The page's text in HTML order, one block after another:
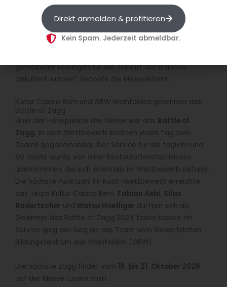
gemeinsamen Auftritt machten GastroSuisse,
HotellerieSuisse und Hotel & Gastro Union auf diverse
Weiterbildungsmöglichkeitenaufmerksam. „Wir haben
es geschafft, dass alle Verbände gemeinsam an einem
gemeinsam Lösungen für die Zukunft der Branche
diskutiert wurden“, betonte die Messeleiterin.
Kultur Casino Bern und GBW Weinfelden gewinnen das
Battle of Zagg
Einer der Höhepunkte der Messe war das Battle of
Zagg . In dem Wettbewerb kochten jeden Tag zwei
Teams gegeneinander. Der Service für die täglich rund
80 Gäste wurde von einer Restaurationsfachklasse
übernommen, die sich ebenfalls im Wettbewerb befand.
Die höchste Punktzahl im Koch-Wettbewerb erreichte
das Team Kultur Casino Bern. Fabian Aebi, Silas
Badertscher und Mateo Hoefliger durften sich als
Gewinner des Battle of Zagg 2024 feiern lassen. Im
Service ging der Sieg an das Team vom Gewerblichen
Bildungszentrum aus Weinfelden (GBW).
Die nächste Zagg findet vom 18. bis 21. Oktober 2026
auf der Messe Luzern statt.
Direkt anmelden & profitieren
Kein Spam. Jederzeit abmeldbar.